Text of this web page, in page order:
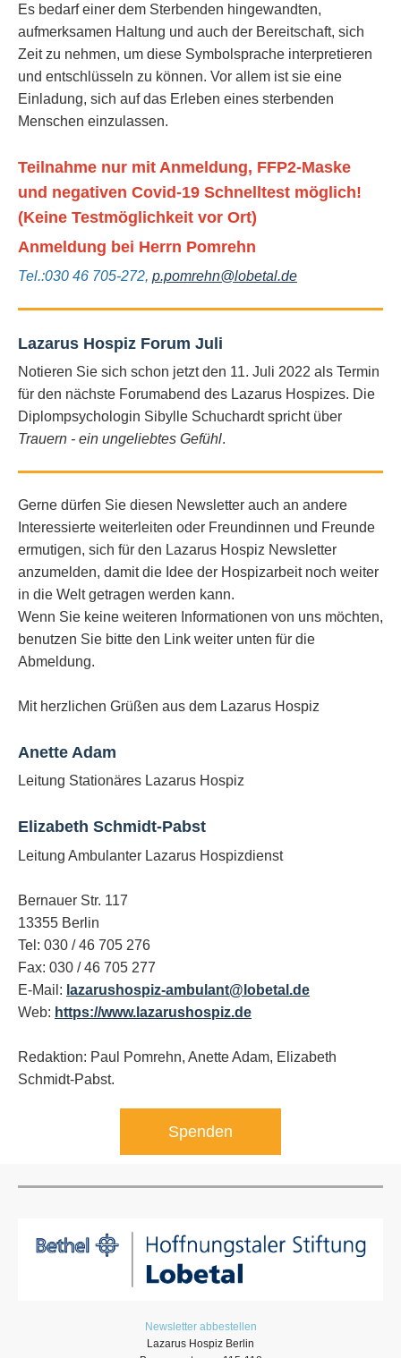
Es bedarf einer dem Sterbenden hingewandten,
aufmerksamen Haltung und auch der Bereitschaft, sich
Zeit zu nehmen, um diese Symbolsprache interpretieren
und entschlüsseln zu können. Vor allem ist sie eine
Einladung, sich auf das Erleben eines sterbenden
Menschen einzulassen.
Teilnahme nur mit Anmeldung, FFP2-Maske
und negativen Covid-19 Schnelltest möglich!
(Keine Testmöglichkeit vor Ort)
Anmeldung bei Herrn Pomrehn
Tel.:030 46 705-272, p.pomrehn@lobetal.de
Lazarus Hospiz Forum Juli
Notieren Sie sich schon jetzt den 11. Juli 2022 als Termin
für den nächste Forumabend des Lazarus Hospizes. Die
Diplompsychologin Sibylle Schuchardt spricht über
Trauern - ein ungeliebtes Gefühl.
Gerne dürfen Sie diesen Newsletter auch an andere
Interessierte weiterleiten oder Freundinnen und Freunde
ermutigen, sich für den Lazarus Hospiz Newsletter
anzumelden, damit die Idee der Hospizarbeit noch weiter
in die Welt getragen werden kann.
Wenn Sie keine weiteren Informationen von uns möchten,
benutzen Sie bitte den Link weiter unten für die
Abmeldung.
Mit herzlichen Grüßen aus dem Lazarus Hospiz
Anette Adam
Leitung Stationäres Lazarus Hospiz
Elizabeth Schmidt-Pabst
Leitung Ambulanter Lazarus Hospizdienst
Bernauer Str. 117
13355 Berlin
Tel: 030 / 46 705 276
Fax: 030 / 46 705 277
E-Mail: lazarushospiz-ambulant@lobetal.de
Web: https://www.lazarushospiz.de
Redaktion: Paul Pomrehn, Anette Adam, Elizabeth
Schmidt-Pabst.
Spenden
Newsletter abbestellen
Lazarus Hospiz Berlin